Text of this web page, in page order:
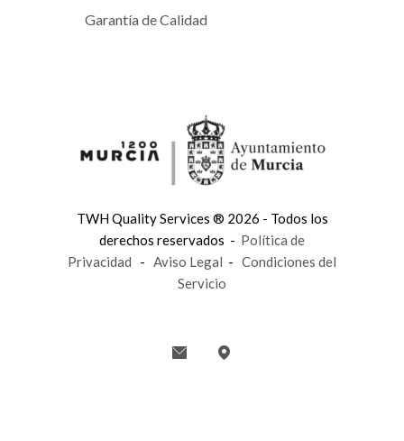
Garantía de Calidad
TWH Quality Services ® 2026 - Todos los
derechos reservados - Política de
Privacidad - Aviso Legal - Condiciones del
Servicio